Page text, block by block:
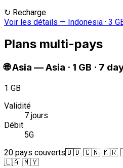
↻ Recharge
Voir les détails — Indonesia · 3
Plans multi-pays
🌐Asia —Asia · 1 GB · 7
1 GB
Validité
7 jours
Débit
5G
20 pays couverts🇧🇩 🇨🇳 🇰🇷
🇱🇦 🇲🇾